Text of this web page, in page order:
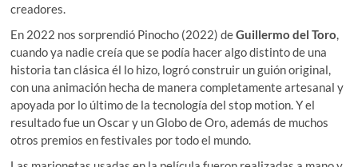
creadores.
En 2022 nos sorprendió Pinocho (2022) deGuillermo del Toro,
cuando ya nadie creía que se podía hacer algo distinto de una
historia tan clásica él lo hizo, logró construir un guión original,
con una animación hecha de manera completamente artesanal y
apoyada por lo último de la tecnología del stop motion. Y el
resultado fue un Oscar y un Globo de Oro, además de muchos
otros premios en festivales por todo el mundo.